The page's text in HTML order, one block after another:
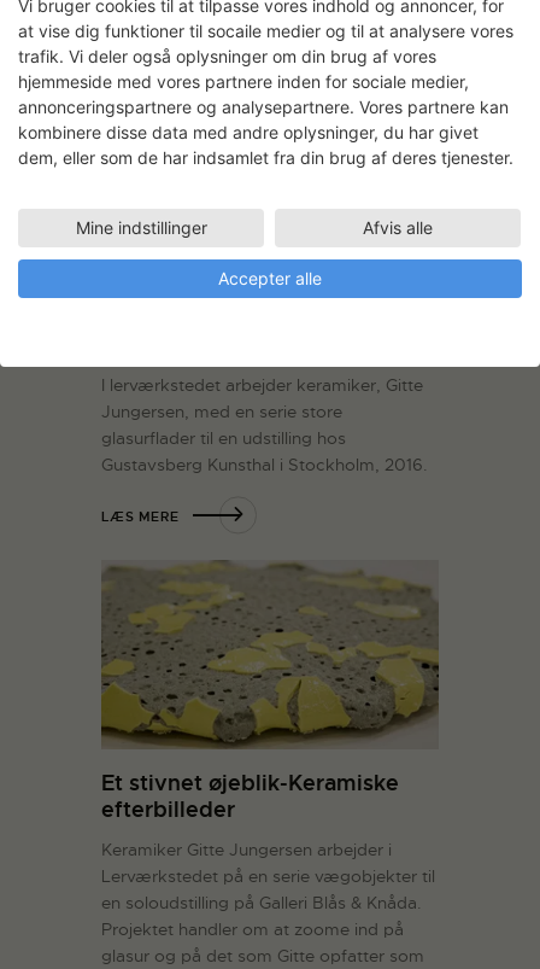
lerværksted.…Læs mere
LÆS MERE
I lerværkstedet arbejder keramiker, Gitte
Jungersen, med en serie store
glasurflader til en udstilling hos
Gustavsberg Kunsthal i Stockholm, 2016.
LÆS MERE
Et stivnet øjeblik-Keramiske
efterbilleder
Keramiker Gitte Jungersen arbejder i
Lerværkstedet på en serie vægobjekter til
en soloudstilling på Galleri Blås & Knåda.
Projektet handler om at zoome ind på
glasur og på det som Gitte opfatter som
Vi bruger cookies til at tilpasse vores indhold og annoncer, for
at vise dig funktioner til socaile medier og til at analysere vores
trafik. Vi deler også oplysninger om din brug af vores
hjemmeside med vores partnere inden for sociale medier,
annonceringspartnere og analysepartnere. Vores partnere kan
kombinere disse data med andre oplysninger, du har givet
dem, eller som de har indsamlet fra din brug af deres tjenester.
Mine indstillinger Afvis alle
Accepter alle